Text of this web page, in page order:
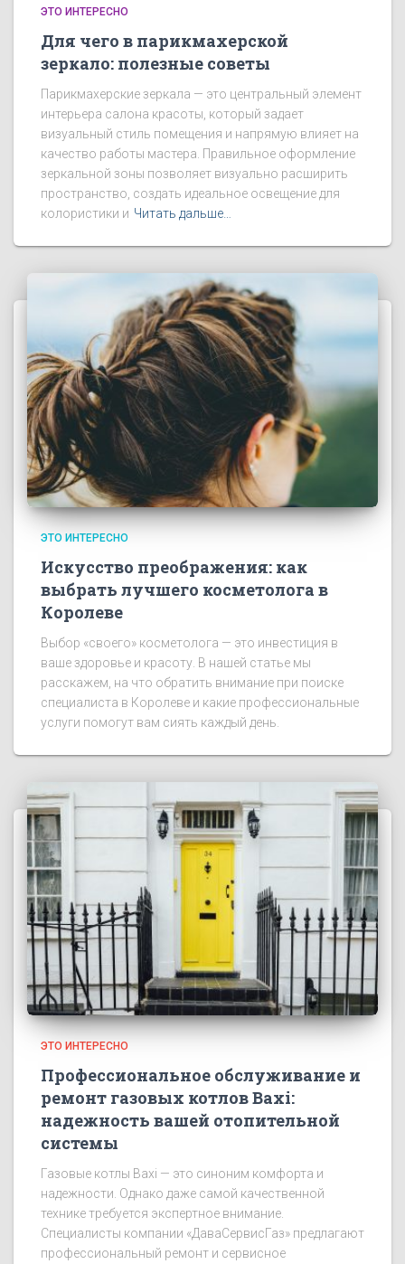
ЭТО ИНТЕРЕСНО
Для чего в парикмахерской
зеркало: полезные советы
Парикмахерские зеркала — это центральный элемент
интерьера салона красоты, который задает
визуальный стиль помещения и напрямую влияет на
качество работы мастера. Правильное оформление
зеркальной зоны позволяет визуально расширить
пространство, создать идеальное освещение для
колористики и Читать дальше…
ЭТО ИНТЕРЕСНО
Искусство преображения: как
выбрать лучшего косметолога в
Королеве
Выбор «своего» косметолога — это инвестиция в
ваше здоровье и красоту. В нашей статье мы
расскажем, на что обратить внимание при поиске
специалиста в Королеве и какие профессиональные
услуги помогут вам сиять каждый день.
ЭТО ИНТЕРЕСНО
Профессиональное обслуживание и
ремонт газовых котлов Baxi:
надежность вашей отопительной
системы
Газовые котлы Baxi — это синоним комфорта и
надежности. Однако даже самой качественной
технике требуется экспертное внимание.
Специалисты компании «ДаваСервисГаз» предлагают
профессиональный ремонт и сервисное